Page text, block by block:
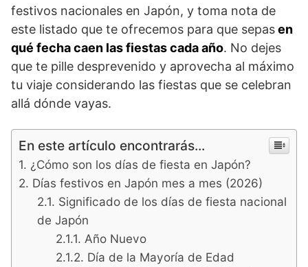
festivos nacionales en Japón, y toma nota de
este listado que te ofrecemos para que sepasen
qué fecha caen las fiestas cada año. No dejes
que te pille desprevenido y aprovecha al máximo
tu viaje considerando las fiestas que se celebran
allá dónde vayas.
En este artículo encontrarás...
¿Cómo son los días de fiesta en Japón?
Días festivos en Japón mes a mes (2026)
Significado de los días de fiesta nacional
de Japón
Año Nuevo
Día de la Mayoría de Edad